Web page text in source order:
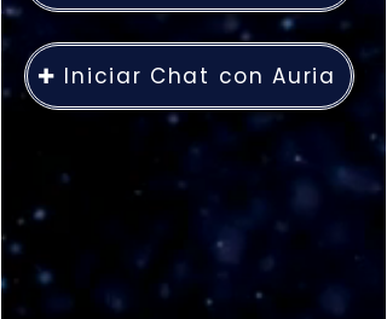
✚ Iniciar Chat con Auria